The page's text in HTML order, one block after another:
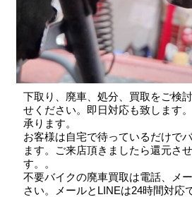
下取り、廃車、処分、買取をご検
せください。即日対応も致します
承ります。
お客様は自宅で待っているだけで
ます。ご来店頂きましたら還元さ
す。。
不要バイクの廃車買取は電話、メ
さい。メールとLINEは24時間対応